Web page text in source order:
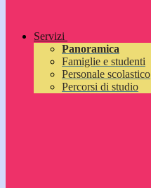
Servizi
Panoramica
Famiglie e studenti
Personale scolastico
Percorsi di studio